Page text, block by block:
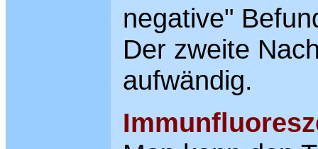
negative"
Der zweite
aufwändig.
Immunfl